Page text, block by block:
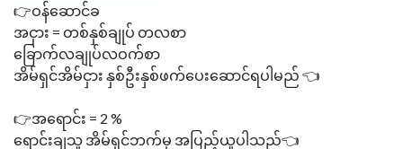
👉ဝန်ဆောင်ခ
အငှား = တစ်နှစ်ချုပ် တလစာ
ခြောက်လချုပ်လဝက်စာ
အိမ်ရှင်အိမ်ငှား နှစ်ဦးနှစ်ဖက်ပေးဆောင်ရပါမည် 👈
👉အရောင်း = 2 %
ရောင်းချသူ အိမ်ရှင်ဘက်မှ အပြည့်ယူပါသည်👈